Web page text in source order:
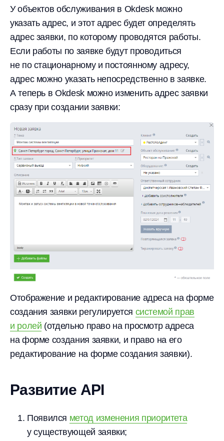
У объектов обслуживания в Okdesk можно
указать адрес, и этот адрес будет определять
адрес заявки, по которому проводятся работы.
Если работы по заявке будут проводиться
не по стационарному и постоянному адресу,
адрес можно указать непосредственно в заявке.
А теперь в Okdesk можно изменить адрес заявки
сразу при создании заявки:
Отображение и редактирование адреса на форме
создания заявки регулируется системой прав
и ролей (отдельно право на просмотр адреса
на форме создания заявки, и право на его
редактирование на форме создания заявки).
Развитие API
Появился метод изменения приоритета
у существующей заявки;